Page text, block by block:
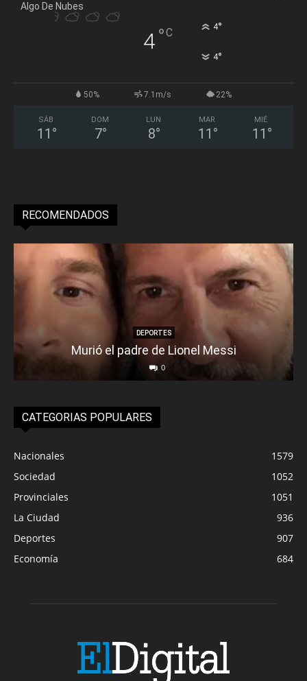
Algo De Nubes
4°C 4°
4°
50% 7.1m/s 22%
SÁB
11 °
DOM
7°
LUN
8°
MAR
11 °
MIÉ
11 °
RECOMENDADOS
DEPORTES
Murió el padre de Lionel Messi
0
CATEGORIAS POPULARES
Nacionales
1579
Sociedad
1052
Provinciales
1051
La Ciudad
936
Deportes
907
Economía
684